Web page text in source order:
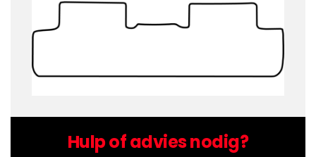
Hulp of advies nodig?